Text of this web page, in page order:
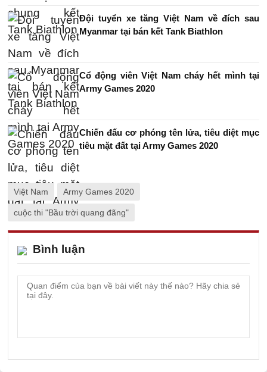
Đội tuyển xe tăng Việt Nam về đích sau
Myanmar tại bán kết Tank Biathlon
Cổ động viên Việt Nam cháy hết mình tại
Army Games 2020
Chiến đấu cơ phóng tên lửa, tiêu diệt mục
tiêu mặt đất tại Army Games 2020
Việt Nam Army Games 2020
cuộc thi "Bầu trời quang đãng"
Bình luận